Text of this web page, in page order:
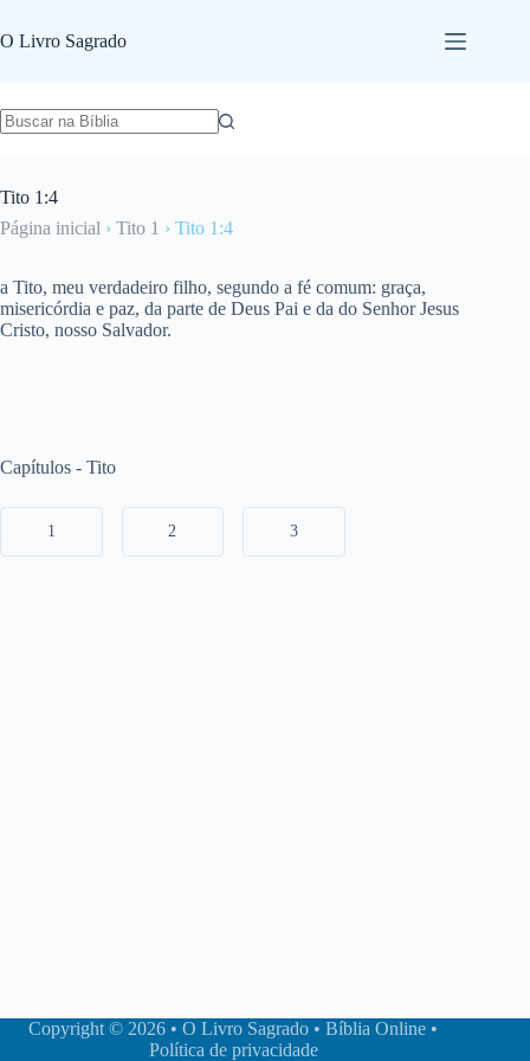
para
o
O Livro Sagrado
Tito 1:4
Página inicial › Tito 1 › Tito 1:4
a Tito, meu verdadeiro filho, segundo a fé comum: graça,
misericórdia e paz, da parte de Deus Pai e da do Senhor Jesus
Cristo, nosso Salvador.
Capítulos - Tito
1 2 3
Copyright © 2026 • O Livro Sagrado • Bíblia Online •
Política de privacidade